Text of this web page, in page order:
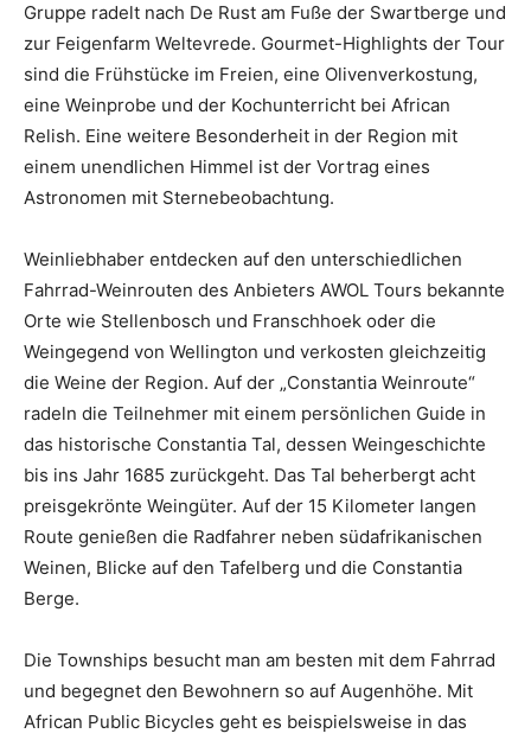
Gruppe radelt nach De Rust am Fuße der Swartberge und
zur Feigenfarm Weltevrede. Gourmet-Highlights der Tour
sind die Frühstücke im Freien, eine Olivenverkostung,
eine Weinprobe und der Kochunterricht bei African
Relish. Eine weitere Besonderheit in der Region mit
einem unendlichen Himmel ist der Vortrag eines
Astronomen mit Sternebeobachtung.
Weinliebhaber entdecken auf den unterschiedlichen
Fahrrad-Weinrouten des Anbieters AWOL Tours bekannte
Orte wie Stellenbosch und Franschhoek oder die
Weingegend von Wellington und verkosten gleichzeitig
die Weine der Region. Auf der „Constantia Weinroute“
radeln die Teilnehmer mit einem persönlichen Guide in
das historische Constantia Tal, dessen Weingeschichte
bis ins Jahr 1685 zurückgeht. Das Tal beherbergt acht
preisgekrönte Weingüter. Auf der 15 Kilometer langen
Route genießen die Radfahrer neben südafrikanischen
Weinen, Blicke auf den Tafelberg und die Constantia
Berge.
Die Townships besucht man am besten mit dem Fahrrad
und begegnet den Bewohnern so auf Augenhöhe. Mit
African Public Bicycles geht es beispielsweise in das